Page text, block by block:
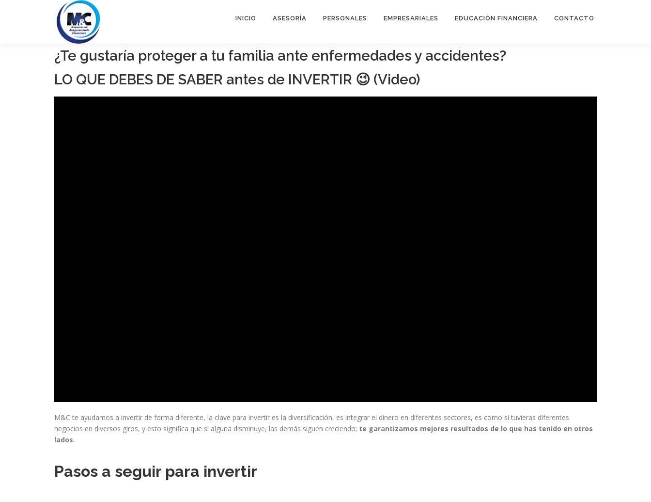
INICIO ASESORÍA PERSONALES EMPRESARIALES EDUCACIÓN FINANCIERA CONTACTO
¿Te gustaría proteger a tu familia ante enfermedades y accidentes?
LO QUE DEBES DE SABER antes de INVERTIR 😉 (Video)
M&C te ayudamos a invertir de forma diferente, la clave para invertir es la diversificación, es integrar el dinero en diferentes sectores, es como si tuvieras diferentes
negocios en diversos giros, y esto significa que si alguna disminuye, las demás siguen creciendo; te garantizamos mejores resultados de lo que has tenido en otros
lados.
Pasos a seguir para invertir